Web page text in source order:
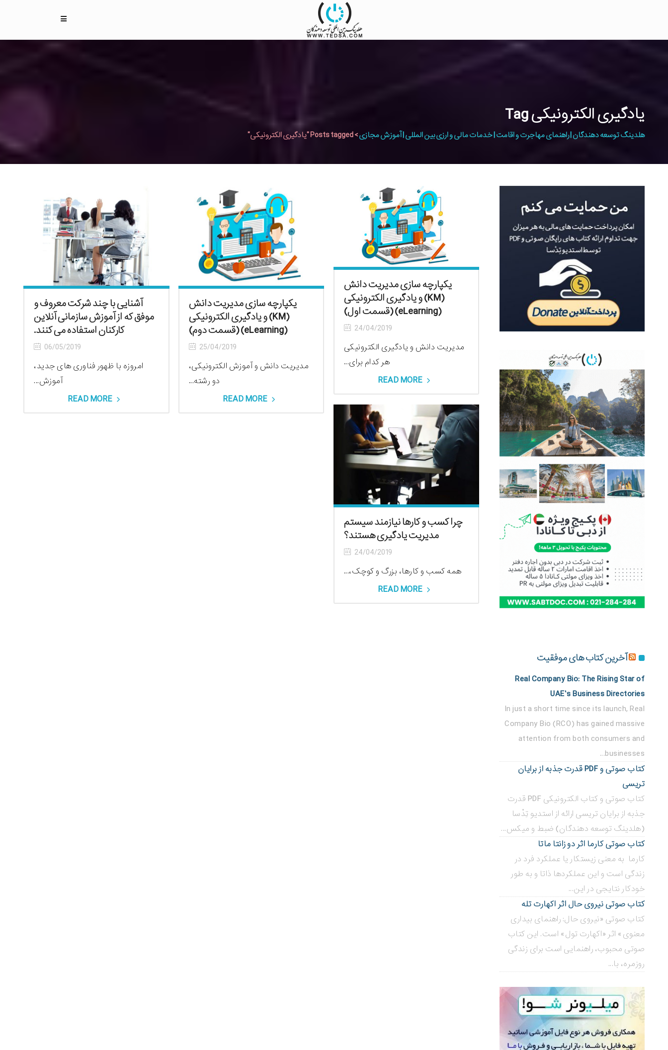
یادگیری الکترونیکی Tag
هلدینگ توسعه دهندگان | راهنمای مهاجرت و اقامت | خدمات مالی و ارزی بین المللی | آموزش مجازی>Posts tagged "یادگیری الکترونیکی"
آشنایی با چند شرکت معروف و
موفق که از آموزش سازمانی آنلاین
کارکنان استفاده می کنند.
06/05/2019
امروزه با ظهور فناوری های جدید،
آموزش...
READ MORE
یکپارچه سازی مدیریت دانش
(KM) و یادگیری الکترونیکی
(eLearning) (قسمت دوم)
25/04/2019
مدیریت دانش و آموزش الکترونیکی،
دو رشته...
READ MORE
یکپارچه سازی مدیریت دانش
(KM) و یادگیری الکترونیکی
(eLearning) (قسمت اول)
24/04/2019
مدیریت دانش و یادگیری الکترونیکی
هر کدام برای...
READ MORE
چرا کسب و کارها نیازمند سیستم
مدیریت یادگیری هستند؟
24/04/2019
همه کسب و کارها، بزرگ و کوچک،...
READ MORE
آخرین کتاب های موفقیت
Real Company Bio: The Rising Star of
UAE’s Business Directories
In just a short time since its launch, Real
Company Bio (RCO) has gained massive
attention from both consumers and
businesses...
کتاب صوتی و PDF قدرت جذبه از برایان
تریسی
کتاب صوتی و کتاب الکترونیکی PDF قدرت
جذبه از برایان تریسی ارائه از استدیو تِدْسا
(هلدینگ توسعه دهندگان) ضبط و میکس...
کتاب صوتی کارما اثر دو زانتا ماتا
کارما به معنی زیستکار یا عملکرد فرد در
زندگی است و این عملکردها ذاتا و به طور
خودکار نتایجی در این...
کتاب صوتی نیروی حال اثر اکهارت تله
کتاب صوتی «نیروی حال: راهنمای بیداری
معنوی» اثر «اکهارت تول» است. این کتاب
صوتی محبوب، راهنمایی است برای زندگی
روزمره، با...